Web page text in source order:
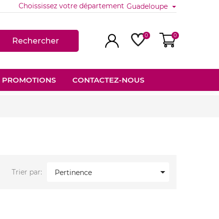
Choississez votre département Guadeloupe
Rechercher
0 0
PROMOTIONS CONTACTEZ-NOUS
Pertinence 
Trier par: